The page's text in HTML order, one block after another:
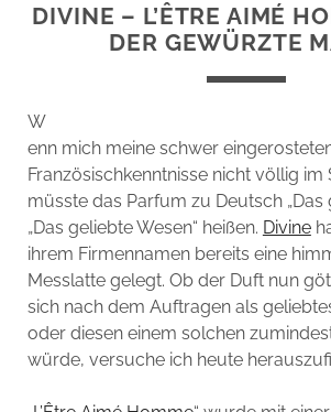
KOMMENTARE
ARTIKEL-ARCHIV
ONLINE-SHOP
DAS ALZD-TEAM
DIVINE – L’ÊTRE AIMÉ
DER GEWÜRZTE
W
enn mich meine schwer
Französischkenntnisse nicht völlig im
müsste das Parfum zu Deutsch „Das
„Das geliebte Wesen“ heißen. Divine
ihrem Firmennamen bereits eine
Messlatte gelegt. Ob der Duft nun
sich nach dem Auftragen als
oder diesen einem solchen
würde, versuche ich heute